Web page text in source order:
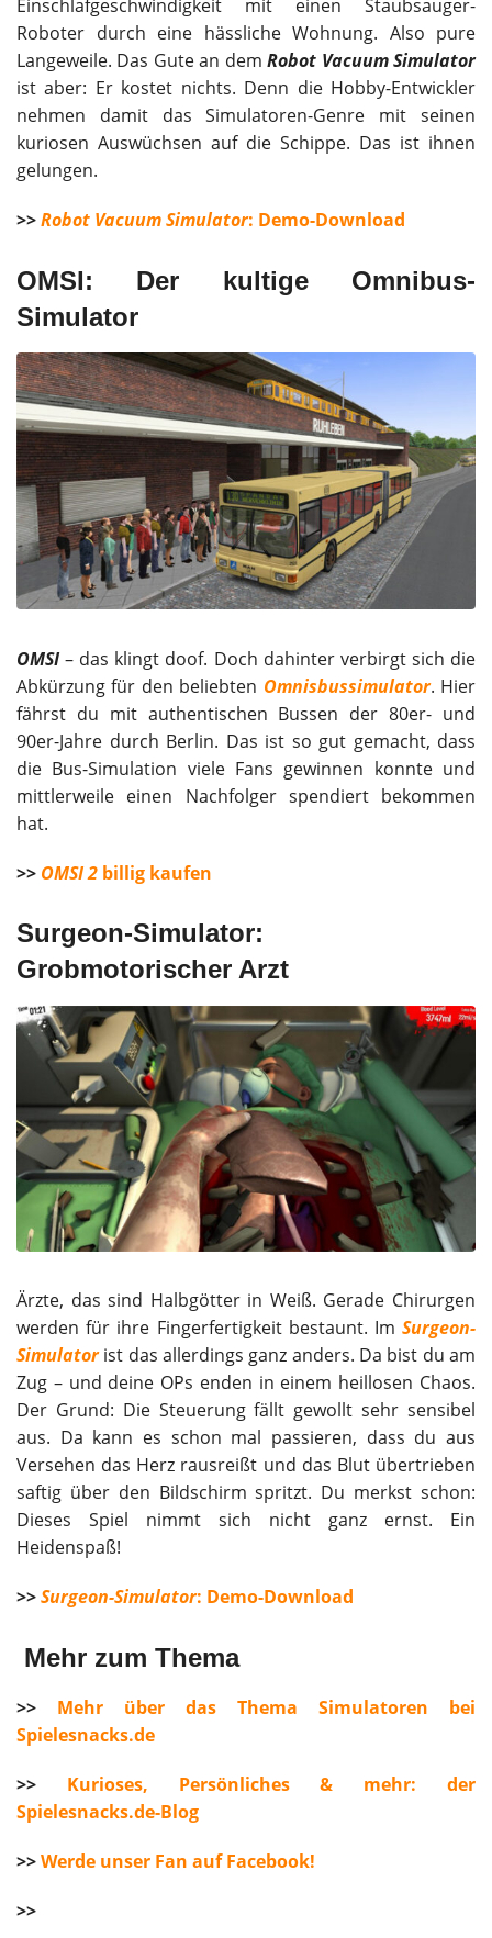
Einschlafgeschwindigkeit mit einen Staubsauger-
Roboter durch eine hässliche Wohnung. Also pure
Langeweile. Das Gute an demRobot Vacuum Simulator
ist aber: Er kostet nichts. Denn die Hobby-Entwickler
nehmen damit das Simulatoren-Genre mit seinen
kuriosen Auswüchsen auf die Schippe. Das ist ihnen
gelungen.
>>Robot Vacuum Simulator: Demo-Download
OMSI: Der kultige Omnibus-
Simulator
OMSI– das klingt doof. Doch dahinter verbirgt sich die
Abkürzung für den beliebten Omnisbussimulator. Hier
fährst du mit authentischen Bussen der 80er- und
90er-Jahre durch Berlin. Das ist so gut gemacht, dass
die Bus-Simulation viele Fans gewinnen konnte und
mittlerweile einen Nachfolger spendiert bekommen
hat.
>> OMSI 2 billig kaufen
Surgeon-Simulator:
Grobmotorischer Arzt
Ärzte, das sind Halbgötter in Weiß. Gerade Chirurgen
werden für ihre Fingerfertigkeit bestaunt. Im Surgeon-
Simulatorist das allerdings ganz anders. Da bist du am
Zug – und deine OPs enden in einem heillosen Chaos.
Der Grund: Die Steuerung fällt gewollt sehr sensibel
aus. Da kann es schon mal passieren, dass du aus
Versehen das Herz rausreißt und das Blut übertrieben
saftig über den Bildschirm spritzt. Du merkst schon:
Dieses Spiel nimmt sich nicht ganz ernst. Ein
Heidenspaß!
>>Surgeon-Simulator: Demo-Download
Mehr zum Thema
>> Mehr über das Thema Simulatoren bei
Spielesnacks.de
>> Kurioses, Persönliches & mehr: der
Spielesnacks.de-Blog
>>Werde unser Fan auf Facebook!
>>